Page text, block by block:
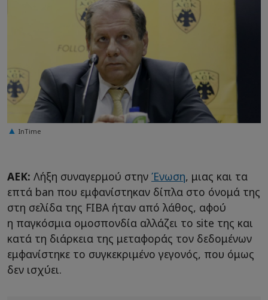
InTime
ΑΕΚ: Λήξη συναγερμού στην Ένωση, μιας και τα
επτά ban που εμφανίστηκαν δίπλα στο όνομά της
στη σελίδα της FIBA ήταν από λάθος, αφού
η παγκόσμια ομοσπονδία αλλάζει το site της και
κατά τη διάρκεια της μεταφοράς τον δεδομένων
εμφανίστηκε το συγκεκριμένο γεγονός, που όμως
δεν ισχύει.